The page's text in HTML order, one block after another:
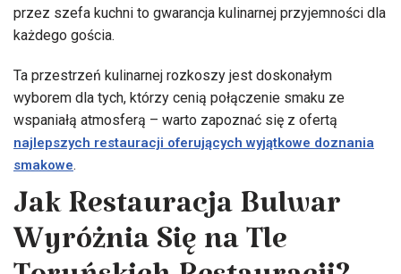
przez szefa kuchni to gwarancja kulinarnej przyjemności dla
każdego gościa.
Ta przestrzeń kulinarnej rozkoszy jest doskonałym
wyborem dla tych, którzy cenią połączenie smaku ze
wspaniałą atmosferą – warto zapoznać się z ofertą
najlepszych restauracji oferujących wyjątkowe doznania
smakowe.
Jak Restauracja Bulwar
Wyróżnia Się na Tle